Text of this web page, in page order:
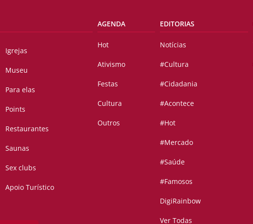
Igrejas
Museu
Para elas
Points
Restaurantes
Saunas
Sex clubs
Apoio Turístico
AGENDA
Hot
Ativismo
Festas
Cultura
Outros
EDITORIAS
Notícias
#Cultura
#Cidadania
#Acontece
#Hot
#Mercado
#Saúde
#Famosos
DigiRainbow
Ver Todas